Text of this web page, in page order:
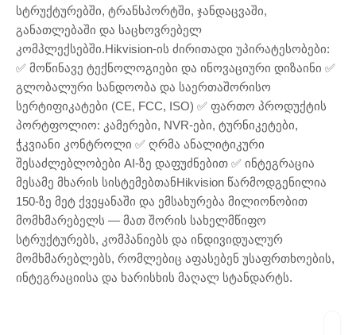
სტრუქტურებში, ტრანსპორტში, ჯანდაცვაში,
განათლებაში და საცხოვრებელ
კომპლექსებში.Hikvision-ის ძირითადი უპირატესობები:
✅ მოწინავე ტექნოლოგიები და ინოვაციური დიზაინი ✅
გლობალური სანდოობა და საერთაშორისო
სერტიფიკატები (CE, FCC, ISO) ✅ ფართო პროდუქტის
პორტფოლიო: კამერები, NVR-ები, ტურნიკეტები,
ჭკვიანი კონტროლი ✅ ღრმა ანალიტიკური
შესაძლებლობები AI-ზე დაფუძნებით ✅ ინტეგრაცია
მესამე მხარის სისტემებთანHikvision წარმოდგენილია
150-ზე მეტ ქვეყანაში და ემსახურება მილიონობით
მომხმარებელს — მათ შორის სახელმწიფო
სტრუქტურებს, კომპანიებს და ინდივიდუალურ
მომხმარებლებს, რომლებიც აფასებენ უსაფრთხოების,
ინტეგრაციისა და ხარისხის მაღალ სტანდარტს.